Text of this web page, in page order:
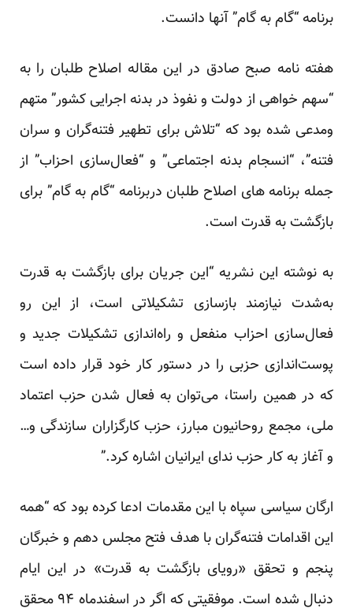
برنامه “گام به گام” آنها دانست.
هفته نامه صبح صادق در این مقاله اصلاح طلبان را به
“سهم خواهی از دولت و نفوذ در بدنه اجرایی کشور” متهم
ومدعی شده بود که “تلاش برای تطهیر فتنه‌گران و سران
فتنه”، “انسجام بدنه اجتماعی” و “فعال‌سازی احزاب” از
جمله برنامه های اصلاح طلبان دربرنامه “گام به گام” برای
بازگشت به قدرت است.
به نوشته این نشریه “این جریان برای بازگشت به قدرت
به‌شدت نیازمند بازسازی تشکیلاتی است، از این رو
فعال‌سازی احزاب منفعل و راه‌اندازی تشکیلات جدید و
پوست‌اندازی حزبی را در دستور کار خود قرار داده است
که در همین راستا، می‌توان به فعال شدن حزب اعتماد
ملی، مجمع روحانیون مبارز، حزب کارگزاران سازندگی و…
و آغاز به کار حزب ندای ایرانیان اشاره کرد.”
ارگان سیاسی سپاه با این مقدمات ادعا کرده بود که “همه
این اقدامات فتنه‌گران با هدف فتح مجلس دهم و خبرگان
پنجم و تحقق «رویای بازگشت به قدرت» در این ایام
دنبال شده است. موفقیتی که اگر در اسفندماه ۹۴ محقق